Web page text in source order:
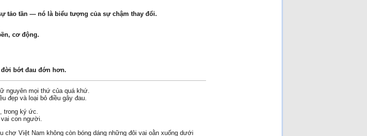
tảo tần — nó là biểu tượng của sự chậm thay đổi.
cơ động.
bớt đau đớn hơn.
nguyên mọi thứ của quá khứ.
đẹp và loại bỏ điều gây đau.
trong ký ức.
con người.
chợ Việt Nam không còn bóng dáng những đôi vai oằn xuống dưới